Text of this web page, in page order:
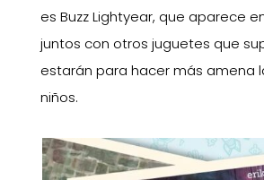
es Buzz Lightyear, que aparece
juntos con otros juguetes que
estarán para hacer más amena
niños.